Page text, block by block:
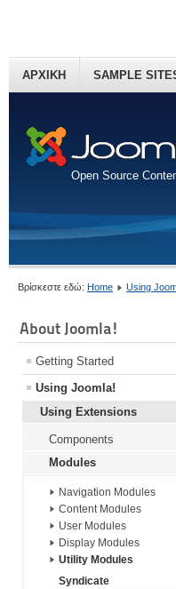
Open Source
ΑΡΧΙΚΗ SAMPLE
Βρίσκεστε εδώ: Home Using
About Joomla!
Getting Started
Using Joomla!
Using Extensions
Components
Modules
Navigation Modules
Content Modules
User Modules
Display Modules
Utility Modules
Syndicate